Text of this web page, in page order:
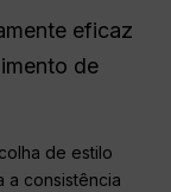
eficaz
de
de estilo
a consistência